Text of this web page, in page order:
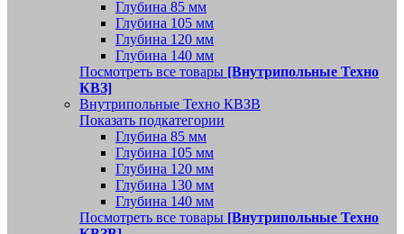
Глубина 85 мм
Глубина 105 мм
Глубина 120 мм
Глубина 140 мм
Посмотреть все товары [Внутрипольные Техно
КВЗ]
Внутрипольные Техно КВЗВ
Показать подкатегории
Глубина 85 мм
Глубина 105 мм
Глубина 120 мм
Глубина 130 мм
Глубина 140 мм
Посмотреть все товары [Внутрипольные Техно